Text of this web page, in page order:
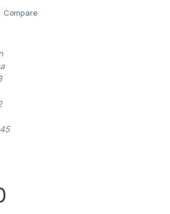
Compare